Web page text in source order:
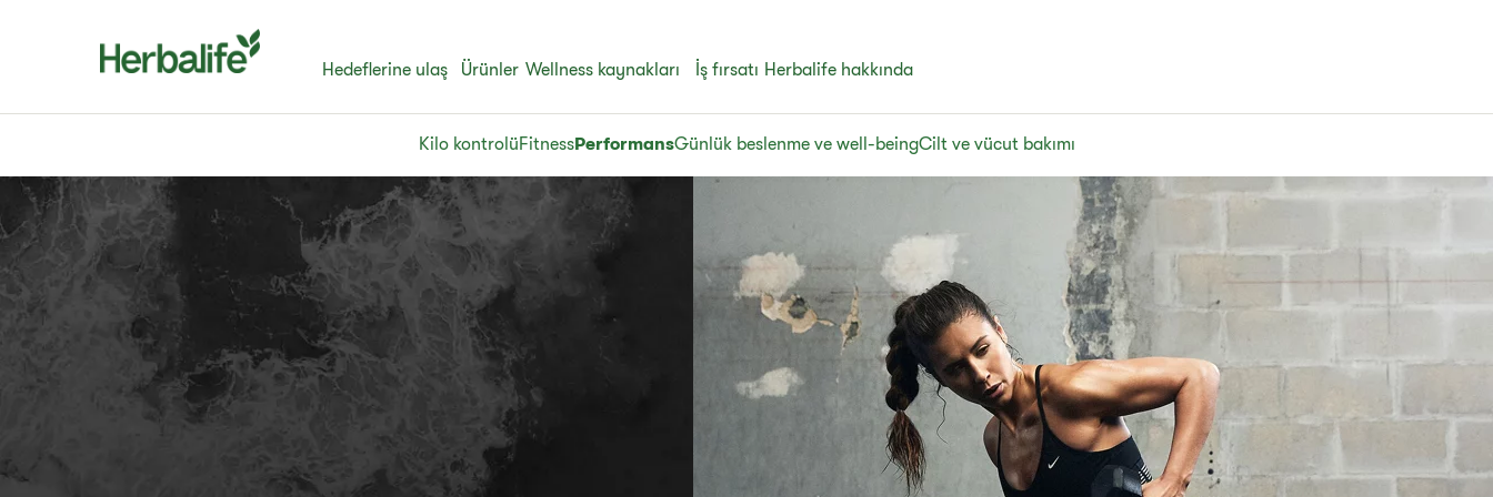
Hedeflerine ulaş Ürünler Wellness kaynakları İş fırsatı Herbalife hakkında
Kilo kontrolüFitnessPerformansGünlük beslenme ve well-beingCilt ve vücut bakımı